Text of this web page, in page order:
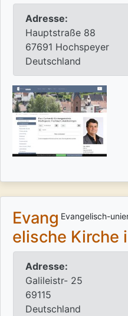
Adresse:
Hauptstraße 88
67691 Hochspeyer
Deutschland
Evangelisch-
Evang
elische Kirche
Adresse:
Galileistr- 25
69115
Deutschland